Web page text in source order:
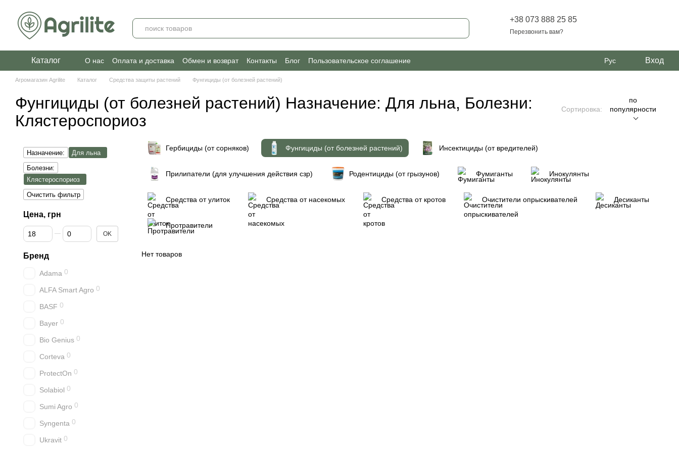
+38 073 888 25 85
Перезвонить вам?
Каталог О нас Оплата и доставка Обмен и возврат Контакты Блог Пользовательское соглашение Рус Вход
Агромагазин Agrilite Каталог Средства защиты растений Фунгициды (от болезней растений)
Фунгициды (от болезней растений) Назначение: Для льна, Болезни:
Клястероспориоз
Сортировка:
по
популярности
Гербициды (от сорняков) Фунгициды (от болезней растений) Инсектициды (от вредителей)
Прилипатели (для улучшения действия сзр) Родентициды (от грызунов) Фумиганты Инокулянты
Средства от улиток Средства от насекомых Средства от кротов Очистители опрыскивателей Десиканты
Протравители
Нет товаров
Назначение:
Для льна
Болезни:
Клястероспориоз
Очистить фильтр
Цена, грн
От Цена, грн
До Цена, грн OK
Бренд
Adama 0
ALFA Smart Agro 0
BASF 0
Bayer 0
Bio Genius 0
Corteva 0
ProtectOn 0
Solabiol 0
Sumi Agro 0
Syngenta 0
Ukravit 0